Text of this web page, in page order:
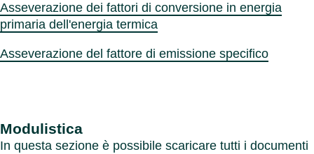
Asseverazione dei fattori di conversione in energia
primaria dell'energia termica
Asseverazione del fattore di emissione specifico
Modulistica
In questa sezione è possibile scaricare tutti i documenti